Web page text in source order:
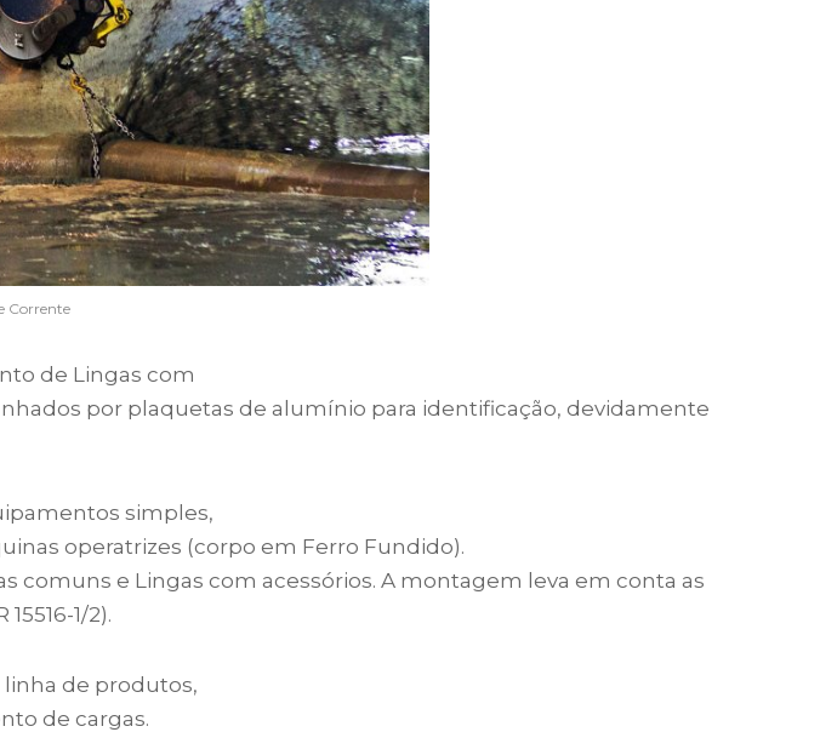
Corrente
de Lingas com
por plaquetas de alumínio para identificação, devidamente
simples,
operatrizes (corpo em Ferro Fundido).
comuns e Lingas com acessórios. A montagem leva em conta as
1/2).
linha de produtos,
de cargas.